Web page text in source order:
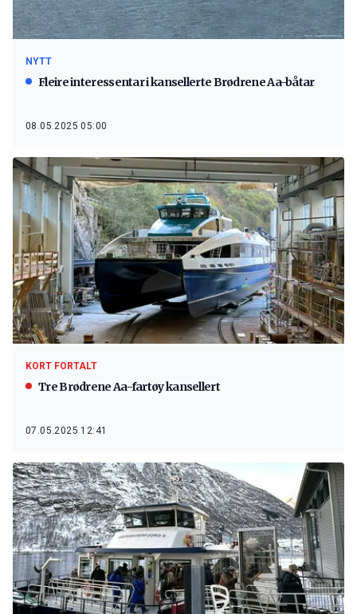
NYTT
Fleire interessentar i kansellerte Brødrene Aa-båtar
08.05.2025 05:00
KORT FORTALT
Tre Brødrene Aa-fartøy kansellert
07.05.2025 12:41